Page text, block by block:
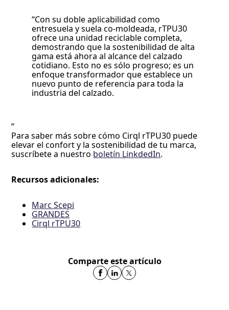
“Con su doble aplicabilidad como
entresuela y suela co-moldeada, rTPU30
ofrece una unidad reciclable completa,
demostrando que la sostenibilidad de alta
gama está ahora al alcance del calzado
cotidiano. Esto no es sólo progreso; es un
enfoque transformador que establece un
nuevo punto de referencia para toda la
industria del calzado.
”
Para saber más sobre cómo Cirql rTPU30 puede
elevar el confort y la sostenibilidad de tu marca,
suscríbete a nuestro boletín LinkdedIn.
Recursos adicionales:
Marc Scepi
GRANDES
Cirql rTPU30
Comparte este artículo